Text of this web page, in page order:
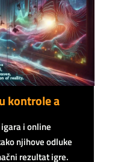
kontrole a
i online
njihove odluke
rezultat igre.